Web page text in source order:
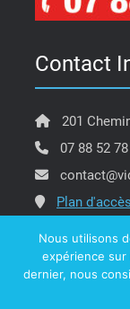
Contact
201
07 88 52
Plan
Copyright @
Nous utilisons
expérience
dernier, nous